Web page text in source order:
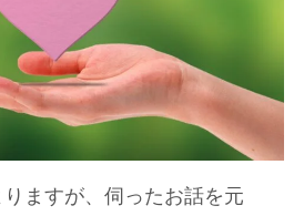
ますが、伺ったお話を元